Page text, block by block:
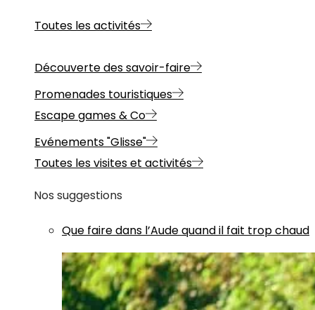
Toutes les activités
Découverte des savoir-faire
Promenades touristiques
Escape games & Co
Evénements "Glisse"
Toutes les visites et activités
Nos suggestions
Que faire dans l’Aude quand il fait trop chaud